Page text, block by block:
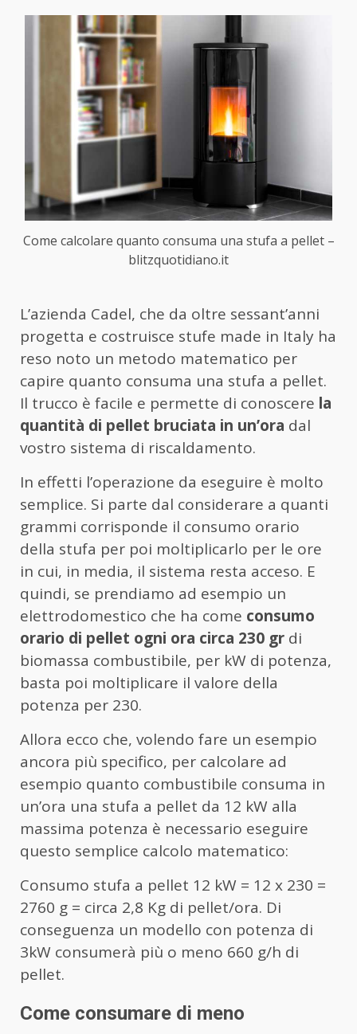
Come calcolare quanto consuma una stufa a pellet –
blitzquotidiano.it
L’azienda Cadel, che da oltre sessant’anni
progetta e costruisce stufe made in Italy ha
reso noto un metodo matematico per
capire quanto consuma una stufa a pellet.
Il trucco è facile e permette di conoscere la
quantità di pellet bruciata in un’ora dal
vostro sistema di riscaldamento.
In effetti l’operazione da eseguire è molto
semplice. Si parte dal considerare a quanti
grammi corrisponde il consumo orario
della stufa per poi moltiplicarlo per le ore
in cui, in media, il sistema resta acceso. E
quindi, se prendiamo ad esempio un
elettrodomestico che ha come consumo
orario di pellet ogni ora circa 230 gr di
biomassa combustibile, per kW di potenza,
basta poi moltiplicare il valore della
potenza per 230.
Allora ecco che, volendo fare un esempio
ancora più specifico, per calcolare ad
esempio quanto combustibile consuma in
un’ora una stufa a pellet da 12 kW alla
massima potenza è necessario eseguire
questo semplice calcolo matematico:
Consumo stufa a pellet 12 kW = 12 x 230 =
2760 g = circa 2,8 Kg di pellet/ora. Di
conseguenza un modello con potenza di
3kW consumerà più o meno 660 g/h di
pellet.
Come consumare di meno